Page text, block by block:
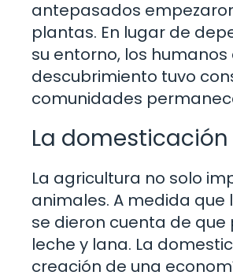
antepasados
plantas. En lugar de
su entorno, los
descubrimiento tuvo
comunidades
La
La agricultura no solo
animales. A medida
se dieron cuenta de
leche y lana. La
creación de una